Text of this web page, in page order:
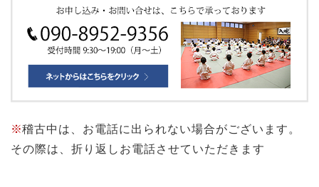
※稽古中は、お電話に出られない場合がございます。
その際は、折り返しお電話させていただきます